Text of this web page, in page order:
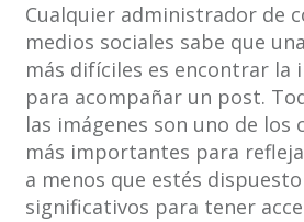
Cualquier administrador de
medios sociales sabe que
más difíciles es encontrar la
para acompañar un post.
las imágenes son uno de los
más importantes para
a menos que estés
significativos para tener